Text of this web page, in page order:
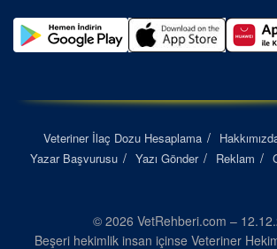
Veteriner İlaç Dozu Hesaplama
Yazar Başvurusu
Yazı Gönder Reklam
© 2026 VetRehberi.com –
Beşeri hekimlik insan içinse Veteriner